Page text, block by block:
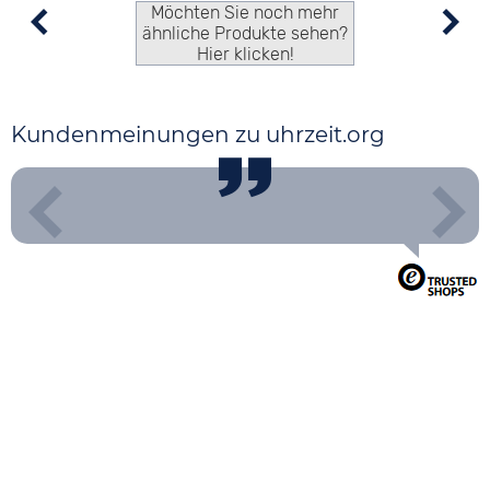
Möchten Sie noch mehr
ähnliche Produkte sehen?
Hier klicken!
Kundenmeinungen zu uhrzeit.org